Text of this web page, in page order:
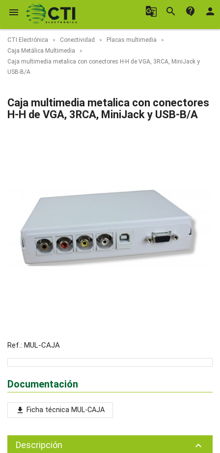
 g_translate search contact_support person
CTI Electrónica Conectividad
Placas multimedia
Caja Metálica Multimedia
Caja multimedia metalica con conectores H-H de VGA, 3RCA, MiniJack y
USB-B/A
Caja multimedia metalica con conectores
H-H de VGA, 3RCA, MiniJack y USB-B/A
Ref.: MUL-CAJA
Documentación
file_download Ficha técnica MUL-CAJA
Descripción keyboard_arrow_up